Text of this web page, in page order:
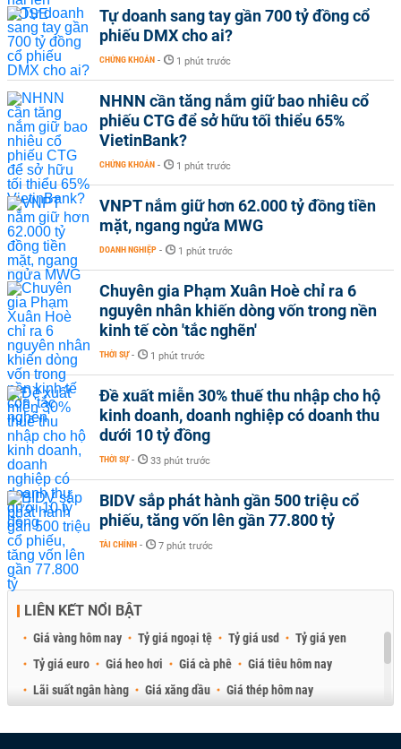
Tự doanh sang tay gần 700 tỷ đồng cổ
phiếu DMX cho ai?
CHỨNG KHOÁN - 1 phút trước
NHNN cần tăng nắm giữ bao nhiêu cổ
phiếu CTG để sở hữu tối thiểu 65%
VietinBank?
CHỨNG KHOÁN - 1 phút trước
VNPT nắm giữ hơn 62.000 tỷ đồng tiền
mặt, ngang ngửa MWG
DOANH NGHIỆP - 1 phút trước
Chuyên gia Phạm Xuân Hoè chỉ ra 6
nguyên nhân khiến dòng vốn trong nền
kinh tế còn 'tắc nghẽn'
THỜI SỰ - 1 phút trước
Đề xuất miễn 30% thuế thu nhập cho hộ
kinh doanh, doanh nghiệp có doanh thu
dưới 10 tỷ đồng
THỜI SỰ - 33 phút trước
BIDV sắp phát hành gần 500 triệu cổ
phiếu, tăng vốn lên gần 77.800 tỷ
TÀI CHÍNH - 7 phút trước
LIÊN KẾT NỔI BẬT
Giá vàng hôm nay Tỷ giá ngoại tệ Tỷ giá usd
Tỷ giá yen
Tỷ giá euro
Giá heo hơi Giá cà phê
Giá tiêu hôm nay
Lãi suất ngân hàng
Giá xăng dầu
Giá thép hôm nay